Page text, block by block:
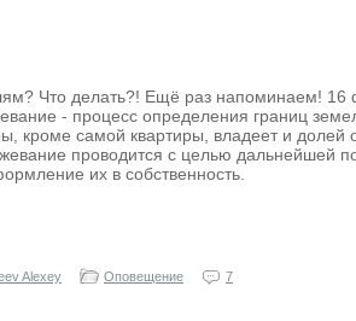
Что делать?! Ещё раз напоминаем! 16
- процесс определения границ
кроме самой квартиры, владеет и долей
проводится с целью дальнейшей
их в собственность.
Alexey Оповещение 7